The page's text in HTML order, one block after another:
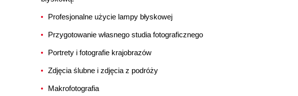
Profesjonalne użycie lampy błyskowej
Przygotowanie własnego studia fotograficznego
Portrety i fotografie krajobrazów
Zdjęcia ślubne i zdjęcia z podróży
Makrofotografia